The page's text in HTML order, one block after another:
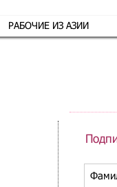
РАБОЧИЕ ИЗ АЗИИ